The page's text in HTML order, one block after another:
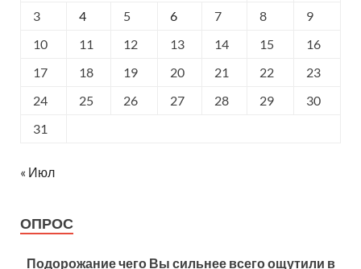
3
4 5 6 7 8
9
10
11 12 13 14 15
16
17
18 19 20 21 22
23
24
25 26 27 28 29
30
31
« Июл
ОПРОС
Подорожание чего Вы сильнее всего ощутили в